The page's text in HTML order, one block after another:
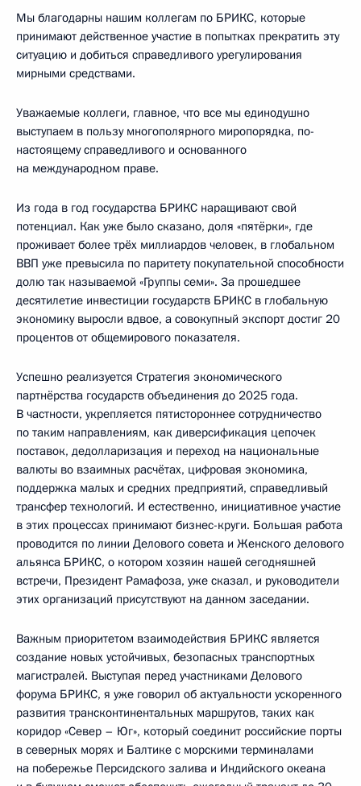
Мы благодарны нашим коллегам по БРИКС, которые
принимают действенное участие в попытках прекратить эту
ситуацию и добиться справедливого урегулирования
мирными средствами.
Уважаемые коллеги, главное, что все мы единодушно
выступаем в пользу многополярного миропорядка, по-
настоящему справедливого и основанного
на международном праве.
Из года в год государства БРИКС наращивают свой
потенциал. Как уже было сказано, доля «пятёрки», где
проживает более трёх миллиардов человек, в глобальном
ВВП уже превысила по паритету покупательной способности
долю так называемой «Группы семи». За прошедшее
десятилетие инвестиции государств БРИКС в глобальную
экономику выросли вдвое, а совокупный экспорт достиг 20
процентов от общемирового показателя.
Успешно реализуется Стратегия экономического
партнёрства государств объединения до 2025 года.
В частности, укрепляется пятистороннее сотрудничество
по таким направлениям, как диверсификация цепочек
поставок, дедолларизация и переход на национальные
валюты во взаимных расчётах, цифровая экономика,
поддержка малых и средних предприятий, справедливый
трансфер технологий. И естественно, инициативное участие
в этих процессах принимают бизнес-круги. Большая работа
проводится по линии Делового совета и Женского делового
альянса БРИКС, о котором хозяин нашей сегодняшней
встречи, Президент Рамафоза, уже сказал, и руководители
этих организаций присутствуют на данном заседании.
Важным приоритетом взаимодействия БРИКС является
создание новых устойчивых, безопасных транспортных
магистралей. Выступая перед участниками Делового
форума БРИКС, я уже говорил об актуальности ускоренного
развития трансконтинентальных маршрутов, таких как
коридор «Север – Юг», который соединит российские порты
в северных морях и Балтике с морскими терминалами
на побережье Персидского залива и Индийского океана